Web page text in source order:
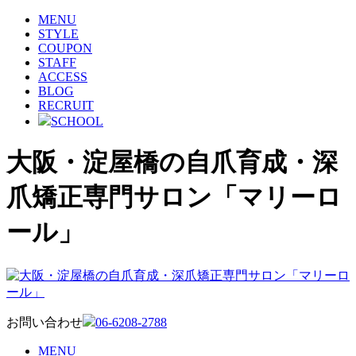
MENU
STYLE
COUPON
STAFF
ACCESS
BLOG
RECRUIT
SCHOOL
大阪・淀屋橋の自爪育成・深
爪矯正専門サロン「マリーロ
ール」
お問い合わせ 06-6208-2788
MENU